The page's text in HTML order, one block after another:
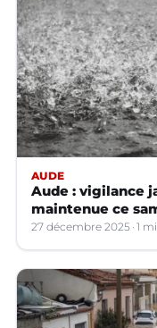
AUDE
Aude : vigilance
maintenue ce
27 décembre 2025 1